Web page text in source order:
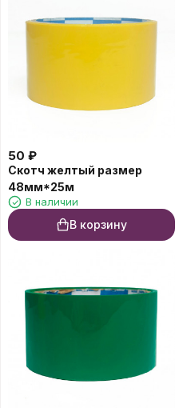
50 ₽
Скотч желтый размер
48мм*25м
В наличии
В корзину